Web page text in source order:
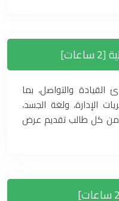
والتواصل، بما
الإدارة، ولغة الجسد،
من كل طالب تقديم عرض